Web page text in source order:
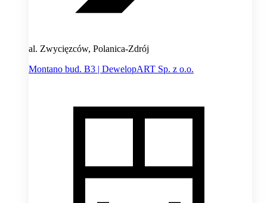
al. Zwycięzców, Polanica-Zdrój
Montano bud. B3 | DewelopART Sp. z o.o.